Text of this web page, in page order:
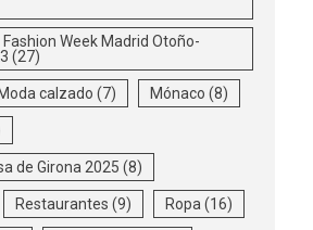
Week Madrid Otoño-
(27)
Moda calzado (7) Mónaco (8)
de Girona 2025 (8)
Restaurantes (9) Ropa (16)